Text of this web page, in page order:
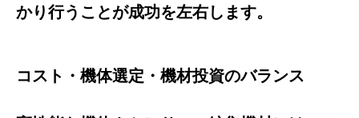
かり行うことが成功を左右します。
コスト・機体選定・機材投資のバランス